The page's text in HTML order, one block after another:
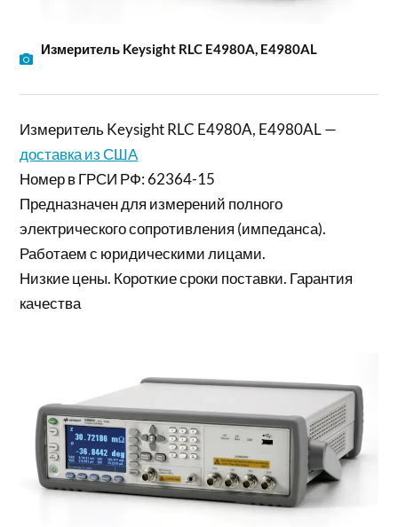
Измеритель Keysight RLC E4980A, E4980AL
Измеритель Keysight RLC E4980A, E4980AL —
доставка из США
Номер в ГРСИ РФ: 62364-15
Предназначен для измерений полного
электрического сопротивления (импеданса).
Работаем с юридическими лицами.
Низкие цены. Короткие сроки поставки. Гарантия
качества